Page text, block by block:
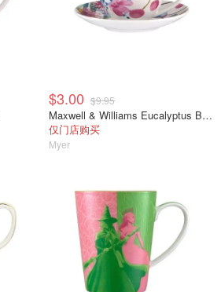
$3.00 $9.95
Maxwell & Williams Eucalyptus Bloom 白色咖啡杯碟 100ml
仅门店购买
Myer